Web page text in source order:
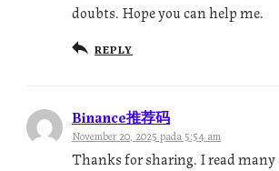
doubts. Hope you can help me.
REPLY
Binance推荐码
November 20, 2025 pada 5:54 am
Thanks for sharing. I read many